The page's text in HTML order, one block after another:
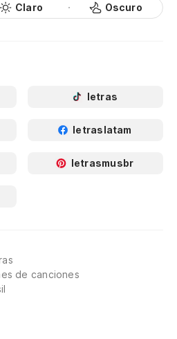
Claro Oscuro
letras
letraslatam
letrasmusbr
de canciones